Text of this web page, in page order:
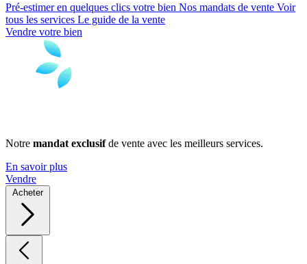
Pré-estimer en quelques clics votre bien Nos mandats de vente Voir
tous les services Le guide de la vente
Vendre votre bien
Notre mandat exclusifde vente avec les meilleurs services.
En savoir plus
Vendre
Acheter